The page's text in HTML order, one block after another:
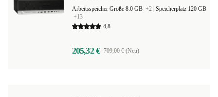
Arbeitsspeicher Größe 8.0 GB +2 Speicherplatz 120 GB
+13
4,8
205,32 € 709,00 € (Neu)